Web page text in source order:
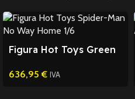
Figura Hot Toys Green
636,95€ IVA